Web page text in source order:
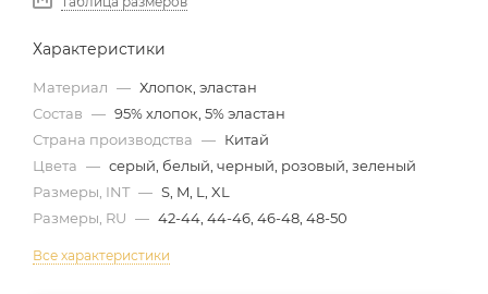
Характеристики
Материал — Хлопок, эластан
Состав — 95% хлопок, 5% эластан
Страна производства — Китай
Цвета — серый, белый, черный, розовый, зеленый
Размеры, INT — S, M, L, XL
Размеры, RU — 42-44, 44-46, 46-48, 48-50
Все характеристики